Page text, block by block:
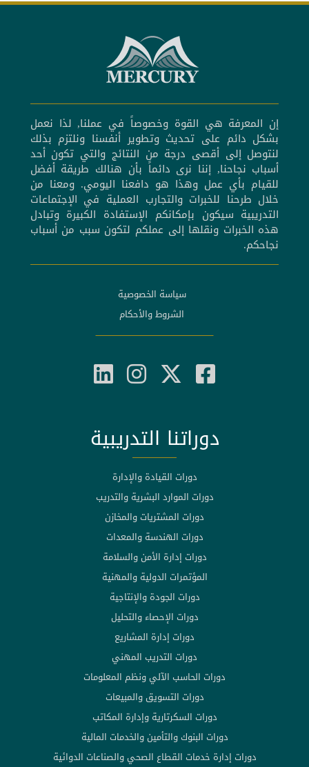
إن المعرفة هي القوة وخصوصاً في عملنا, لذا نعمل
بشكل دائم على تحديث وتطوير أنفسنا ونلتزم بذلك
لنتوصل إلى أقصى درجة من النتائج والتي تكون أحد
أسباب نجاحنا, إننا نرى دائماً بأن هنالك طريقة أفضل
للقيام بأي عمل وهذا هو دافعنا اليومي. ومعنا من
خلال طرحنا للخبرات والتجارب العملية في الإجتماعات
التدريبية سيكون بإمكانكم الإستفادة الكبيرة وتبادل
هذه الخبرات ونقلها إلى عملكم لتكون سبب من أسباب
نجاحكم.
سياسة الخصوصية
الشروط والأحكام
دوراتنا التدريبية
دورات القيادة والإدارة
دورات الموارد البشرية والتدريب
دورات المشتريات والمخازن
دورات الهندسة والمعدات
دورات إدارة الأمن والسلامة
المؤتمرات الدولية والمهنية
دورات الجودة والإنتاجية
دورات الإحصاء والتحليل
دورات إدارة المشاريع
دورات التدريب المهني
دورات الحاسب الآلي ونظم المعلومات
دورات التسويق والمبيعات
دورات السكرتارية وإدارة المكاتب
دورات البنوك والتأمين والخدمات المالية
دورات إدارة خدمات القطاع الصحي والصناعات الدوائية